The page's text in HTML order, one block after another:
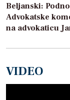
Beljanski:
Advokatske
na advokaticu
VIDEO